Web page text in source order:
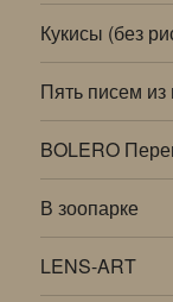
Кукисы (без
Пять писем
BOLERO
В зоопарке
LENS-ART